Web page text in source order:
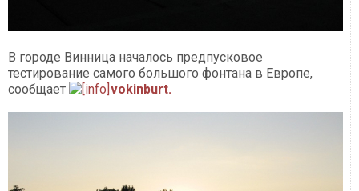
В городе Винница началось предпусковое
тестирование самого большого фонтана в Европе,
сообщает
vokinburt.